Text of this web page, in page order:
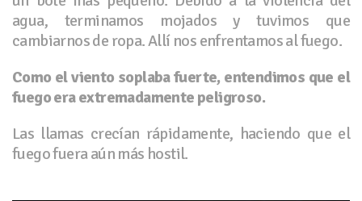
agua, terminamos mojados y tuvimos que
cambiarnos de ropa. Allí nos enfrentamos al fuego.
Como el viento soplaba fuerte, entendimos que el
fuego era extremadamente peligroso.
Las llamas crecían rápidamente, haciendo que el
fuego fuera aún más hostil.